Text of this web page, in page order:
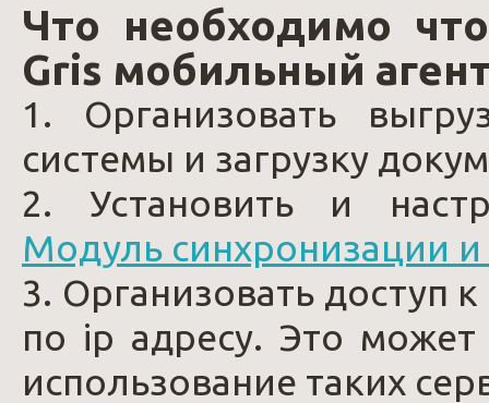
Что необходимо
Gris мобильный
1. Организовать
системы и загрузку
2. Установить и
Модуль синхронизации
3. Организовать доступ
по ip адресу. Это
использование таких